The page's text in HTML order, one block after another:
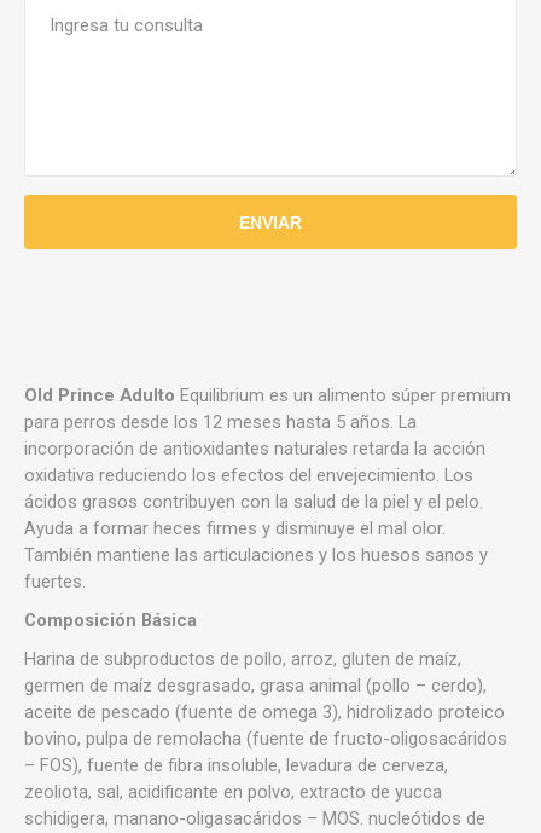
Old Prince Adulto Equilibrium es un alimento súper premium
para perros desde los 12 meses hasta 5 años. La
incorporación de antioxidantes naturales retarda la acción
oxidativa reduciendo los efectos del envejecimiento. Los
ácidos grasos contribuyen con la salud de la piel y el pelo.
Ayuda a formar heces firmes y disminuye el mal olor.
También mantiene las articulaciones y los huesos sanos y
fuertes.
Composición Básica
Harina de subproductos de pollo, arroz, gluten de maíz,
germen de maíz desgrasado, grasa animal (pollo – cerdo),
aceite de pescado (fuente de omega 3), hidrolizado proteico
bovino, pulpa de remolacha (fuente de fructo-oligosacáridos
– FOS), fuente de fibra insoluble, levadura de cerveza,
zeoliota, sal, acidificante en polvo, extracto de yucca
schidigera, manano-oligasacáridos – MOS. nucleótidos de